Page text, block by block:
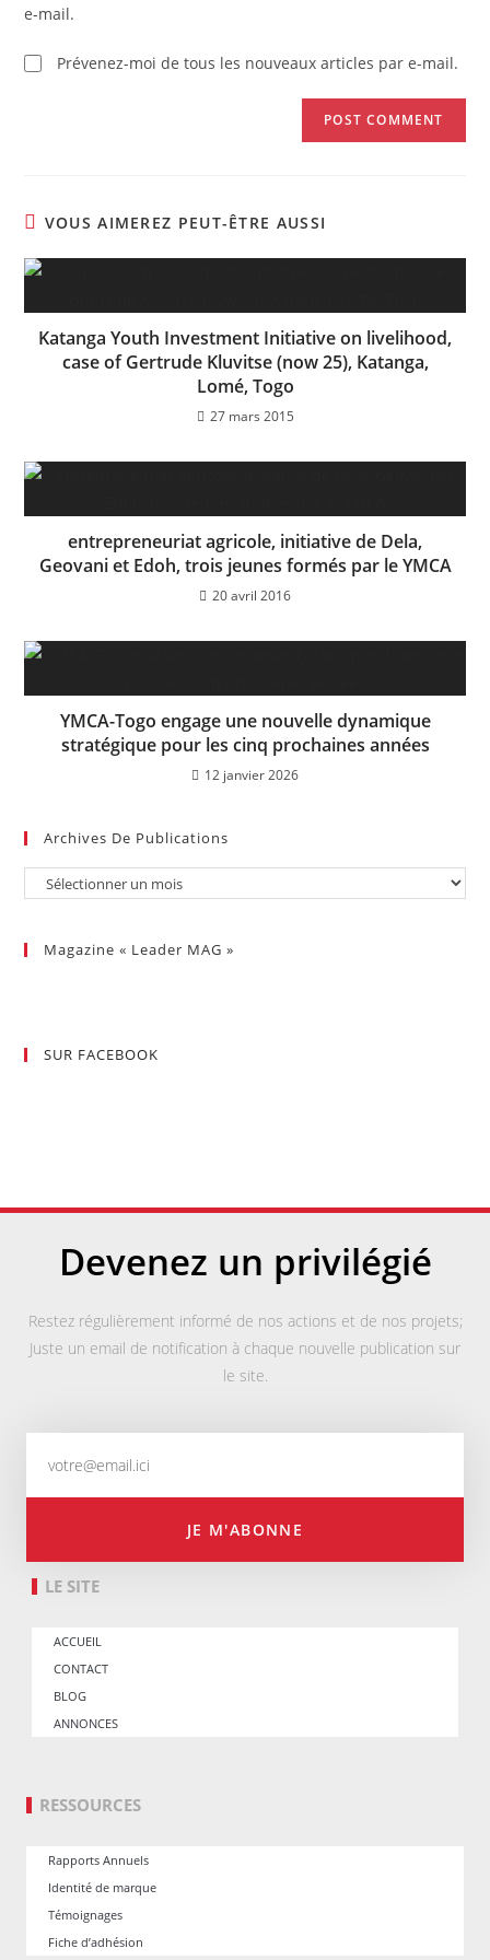
e-mail.
Prévenez-moi de tous les nouveaux articles par e-mail.
VOUS AIMEREZ PEUT-ÊTRE AUSSI
Katanga Youth Investment Initiative on livelihood,
case of Gertrude Kluvitse (now 25), Katanga,
Lomé, Togo
27 mars 2015
entrepreneuriat agricole, initiative de Dela,
Geovani et Edoh, trois jeunes formés par le YMCA
20 avril 2016
YMCA-Togo engage une nouvelle dynamique
stratégique pour les cinq prochaines années
12 janvier 2026
Archives De Publications
Magazine « Leader MAG »
SUR FACEBOOK
Devenez un privilégié
Restez régulièrement informé de nos actions et de nos projets;
Juste un email de notification à chaque nouvelle publication sur
le site.
JE M'ABONNE
LE SITE
ACCUEIL
CONTACT
BLOG
ANNONCES
RESSOURCES
Rapports Annuels
Identité de marque
Témoignages
Fiche d’adhésion